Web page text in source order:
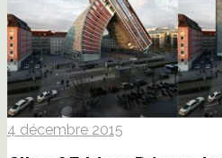
4 décembre 2015